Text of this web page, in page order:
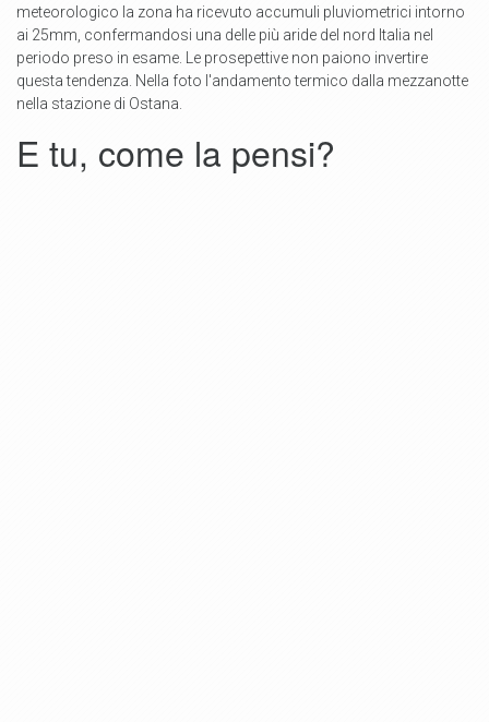
meteorologico la zona ha ricevuto accumuli pluviometrici intorno
ai 25mm, confermandosi una delle più aride del nord Italia nel
periodo preso in esame. Le prosepettive non paiono invertire
questa tendenza. Nella foto l'andamento termico dalla mezzanotte
nella stazione di Ostana.
E tu, come la pensi?